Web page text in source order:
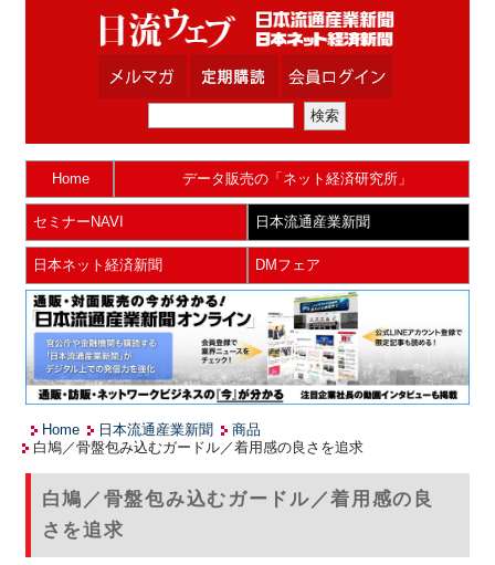
Home データ販売の「ネット経済研究所」
セミナーNAVI 日本流通産業新聞
日本ネット経済新聞 DMフェア
Home 日本流通産業新聞
商品
白鳩／骨盤包み込むガードル／着用感の良さを追求
白鳩／骨盤包み込むガードル／着用感の良
さを追求